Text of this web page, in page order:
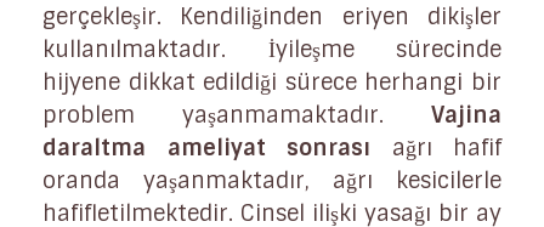
gerçekleşir. Kendiliğinden eriyen dikişler
kullanılmaktadır. İyileşme sürecinde
hijyene dikkat edildiği sürece herhangi bir
problem yaşanmamaktadır. Vajina
daraltma ameliyat sonrası ağrı hafif
oranda yaşanmaktadır, ağrı kesicilerle
hafifletilmektedir. Cinsel ilişki yasağı bir ay